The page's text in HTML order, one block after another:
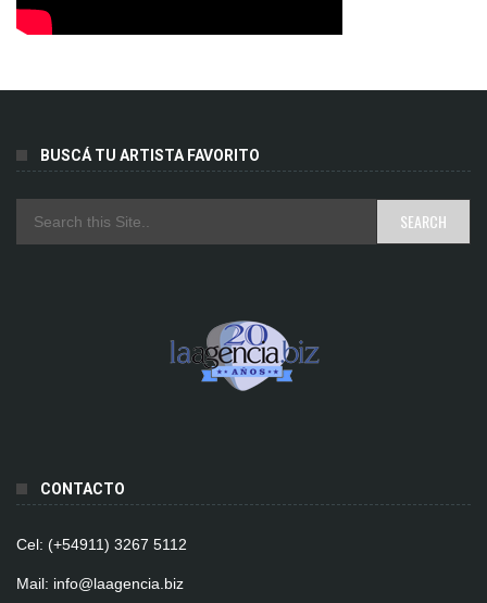
BUSCÁ TU ARTISTA FAVORITO
CONTACTO
Cel: (+54911) 3267 5112
Mail: info@laagencia.biz